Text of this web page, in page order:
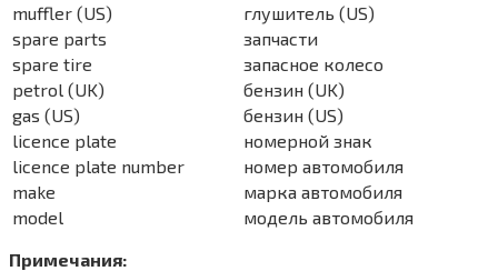
muffler (US)
глушитель (US)
spare parts
запчасти
spare tire
запасное колесо
petrol (UK)
бензин (UK)
gas (US)
бензин (US)
licence plate
номерной знак
licence plate number
номер автомобиля
make
марка автомобиля
model
модель автомобиля
Примечания: